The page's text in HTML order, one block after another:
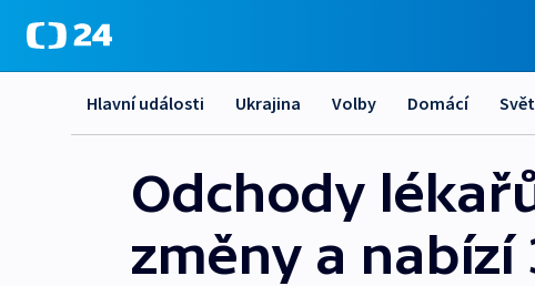
Hlavní události Ukrajina Volby Domácí Svět
Odchody
změny a nabízí